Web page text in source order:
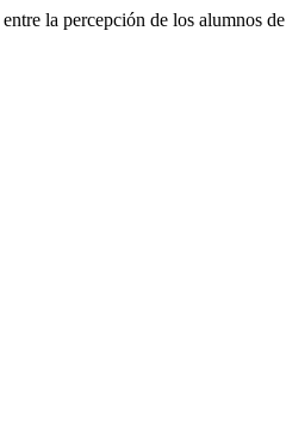
la percepción de los alumnos